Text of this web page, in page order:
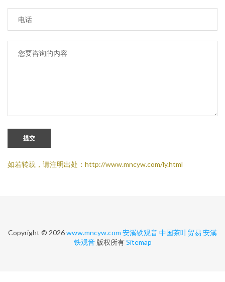
提交
如若转载，请注明出处：http://www.mncyw.com/ly.html
Copyright © 2026www.mncyw.com 安溪铁观音中国茶叶贸易 安溪
铁观音版权所有Sitemap